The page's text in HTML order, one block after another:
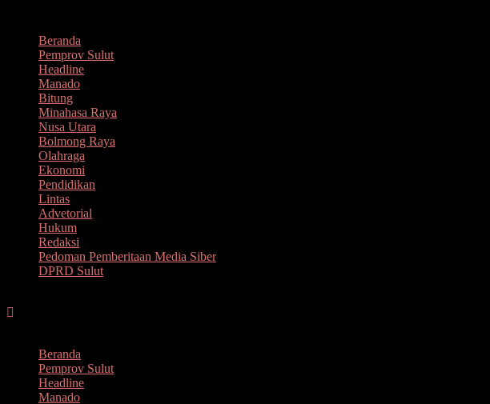
kontenBeranda
Pemprov Sulut
Headline
Manado
Bitung
Minahasa Raya
Nusa Utara
Bolmong Raya
Olahraga
Ekonomi
Pendidikan
Lintas
Advetorial
Hukum
Redaksi
Pedoman Pemberitaan Media Siber
DPRD Sulut
Beranda
Pemprov Sulut
Headline
Manado